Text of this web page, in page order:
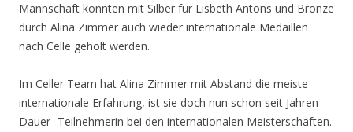
Mannschaft konnten mit Silber für Lisbeth Antons und Bronze
durch Alina Zimmer auch wieder internationale Medaillen
nach Celle geholt werden.
Im Celler Team hat Alina Zimmer mit Abstand die meiste
internationale Erfahrung, ist sie doch nun schon seit Jahren
Dauer- Teilnehmerin bei den internationalen Meisterschaften.